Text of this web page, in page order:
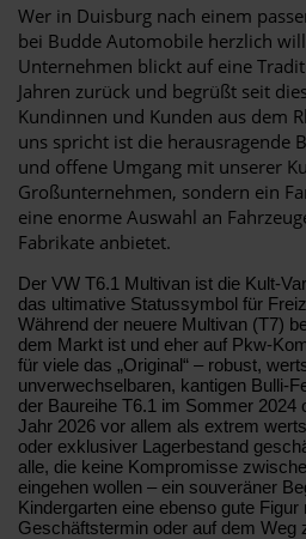
Wer in Duisburg nach einem
bei Budde Automobile herzlich
Unternehmen blickt auf eine
Jahren zurück und begrüßt seit
Kundinnen und Kunden aus dem
uns spricht ist die herausragende
und offene Umgang mit unserer
Großunternehmen, sondern ein
eine enorme Auswahl an
Fabrikate anbietet.
Der VW T6.1 Multivan ist die Kult-
das ultimative Statussymbol für
Während der neuere Multivan (T7)
dem Markt ist und eher auf Pkw-
für viele das „Original“ – robust,
unverwechselbaren, kantigen Bulli-
der Baureihe T6.1 im Sommer 2024
Jahr 2026 vor allem als extrem
oder exklusiver Lagerbestand
alle, die keine Kompromisse
eingehen wollen – ein souveräner
Kindergarten eine ebenso gute
Geschäftstermin oder auf dem Weg